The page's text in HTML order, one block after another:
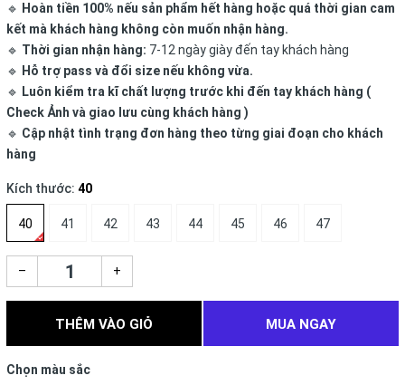
🔹 Hoàn tiền 100% nếu sản phẩm hết hàng hoặc quá thời gian cam
kết mà khách hàng không còn muốn nhận hàng.
🔹 Thời gian nhận hàng: 7-12 ngày giày đến tay khách hàng
🔹 Hỗ trợ pass và đổi size nếu không vừa.
🔹 Luôn kiểm tra kĩ chất lượng trước khi đến tay khách hàng (
Check Ảnh và giao lưu cùng khách hàng )
🔹 Cập nhật tình trạng đơn hàng theo từng giai đoạn cho khách
hàng
Kích thước: 40
40 41 42 43 44 45 46 47
– +
THÊM VÀO GIỎ MUA NGAY
Chọn màu sắc